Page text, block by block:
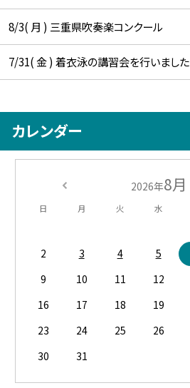
8/3( 月 ) 三重県吹奏楽コンクール
7/31( 金 ) 着衣泳の講習会を行いました
カレンダー
2026年8月
日 月 火 水
2
3 4 5
9
10 11 12
16
17 18 19
23
24 25 26
30
31